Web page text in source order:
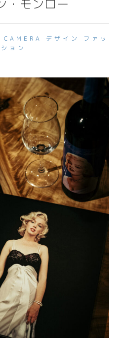
・モンロー
CAMERA デザイン
ファッ
ション